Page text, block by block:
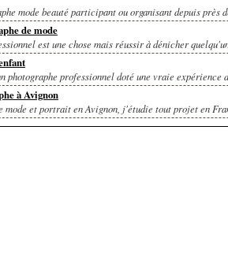
mode beauté participant ou organisant depuis près
de mode
est une chose mais réussir à dénicher
photographe professionnel doté une vraie expérience
à Avignon
mode et portrait en Avignon, j'étudie tout projet en